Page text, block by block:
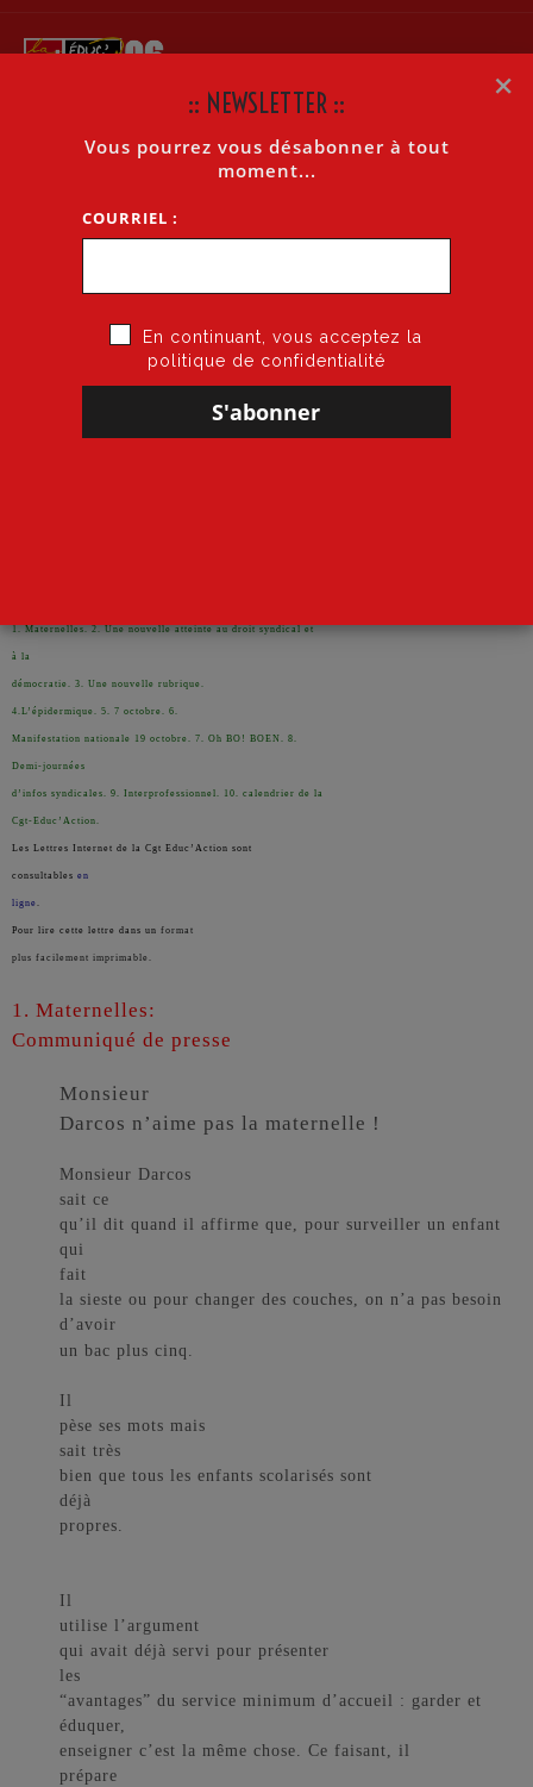
LA LETTRE INTERNET N°12 DU 21/09/08
Accueil»La Lettre Internet n°12 du 21/09/08
1. Maternelles. 2. Une nouvelle atteinte au droit syndical et
à la
démocratie. 3. Une nouvelle rubrique.
4.L’épidermique. 5. 7 octobre. 6.
Manifestation nationale 19 octobre. 7. Oh BO! BOEN. 8.
Demi-journées
d’infos syndicales. 9. Interprofessionnel. 10. calendrier de la
Cgt-Educ’Action.
Les Lettres Internet de la Cgt Educ’Action sont
consultables en
ligne.
Pour lire cette lettre dans un format
plus facilement imprimable.
1. Maternelles:
Communiqué de presse
Monsieur
Darcos n’aime pas la maternelle !
Monsieur Darcos
sait ce
qu’il dit quand il affirme que, pour surveiller un enfant
qui
fait
la sieste ou pour changer des couches, on n’a pas besoin
d’avoir
un bac plus cinq.
Il
pèse ses mots mais
sait très
bien que tous les enfants scolarisés sont
déjà
propres.
Il
utilise l’argument
qui avait déjà servi pour présenter
les
“avantages” du service minimum d’accueil : garder et
éduquer,
enseigner c’est la même chose. Ce faisant, il
prépare
×
:: NEWSLETTER ::
Vous pourrez vous désabonner à tout
moment...
COURRIEL :
En continuant, vous acceptez la
politique de confidentialité